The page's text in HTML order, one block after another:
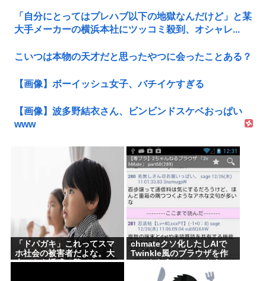
「自分にとってはプレハブ以下の地獄なんだけど」と某
大手メーカーの横浜本社にツッコミ殺到、オシャレ...
こいつは本物の天才だと思ったやつに会ったことある？
【画像】ボーイッシュ女子、バチイケすぎる
【画像】波多野結衣さん、ビンビンドスケベおっぱい
www
「ドパガキ」これってスマ
ホ社会の被害者だよな。大
人でさえ誘惑に勝てないの
chmateクソ化したしAIで
Twinkle風のブラウザを作